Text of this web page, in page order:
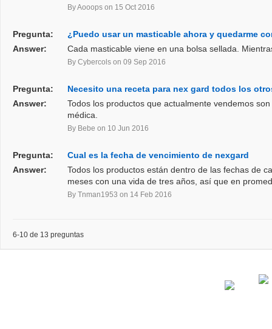
By Aooops on 15 Oct 2016
Pregunta:
¿Puedo usar un masticable ahora y quedarme
Answer:
Cada masticable viene en una bolsa sellada.
By Cybercols on 09 Sep 2016
Pregunta:
Necesito una receta para nex gard todos los
Answer:
Todos los productos que actualmente vendemos
médica.
By Bebe on 10 Jun 2016
Pregunta:
Cual es la fecha de vencimiento de nexgard
Answer:
Todos los productos están dentro de las fechas de
meses con una vida de tres años, así que en
By Tnman1953 on 14 Feb 2016
6-10 de 13 preguntas